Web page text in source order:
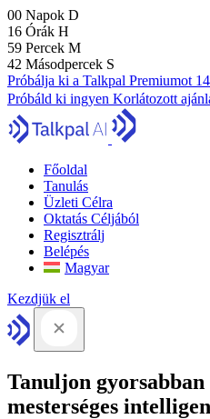
00 Napok D
16 Órák H
59 Percek M
41 Másodpercek S
Próbálja ki a Talkpal Premiumot
Próbáld ki ingyen Korlátozott
Főoldal
Tanulás
Üzleti Célra
Oktatás Céljából
Regisztrálj
Belépés
Magyar
Kezdjük el
Tanuljon
mesterséges